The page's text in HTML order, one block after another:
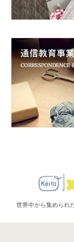
世界中から集められ